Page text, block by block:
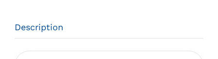
Description